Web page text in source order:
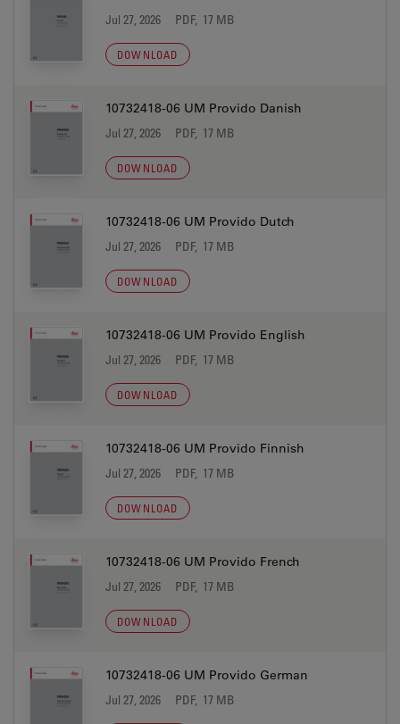
Jul 27, 2026 PDF, 17 MB
DOWNLOAD
10732418-06 UM Provido Danish
Jul 27, 2026 PDF, 17 MB
DOWNLOAD
10732418-06 UM Provido Dutch
Jul 27, 2026 PDF, 17 MB
DOWNLOAD
10732418-06 UM Provido English
Jul 27, 2026 PDF, 17 MB
DOWNLOAD
10732418-06 UM Provido Finnish
Jul 27, 2026 PDF, 17 MB
DOWNLOAD
10732418-06 UM Provido French
Jul 27, 2026 PDF, 17 MB
DOWNLOAD
10732418-06 UM Provido German
Jul 27, 2026 PDF, 17 MB